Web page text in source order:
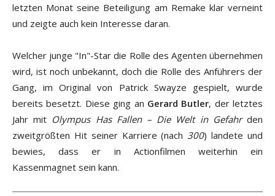
letzten Monat seine Beteiligung am Remake klar verneint
und zeigte auch kein Interesse daran.
Welcher junge "In"-Star die Rolle des Agenten übernehmen
wird, ist noch unbekannt, doch die Rolle des Anführers der
Gang, im Original von Patrick Swayze gespielt, wurde
bereits besetzt. Diese ging an Gerard Butler, der letztes
Jahr mit Olympus Has Fallen – Die Welt in Gefahrden
zweitgrößten Hit seiner Karriere (nach 300) landete und
bewies, dass er in Actionfilmen weiterhin ein
Kassenmagnet sein kann.